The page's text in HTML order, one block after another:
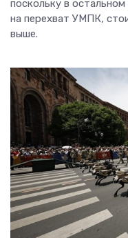
поскольку в
на перехват УМПК,
выше.